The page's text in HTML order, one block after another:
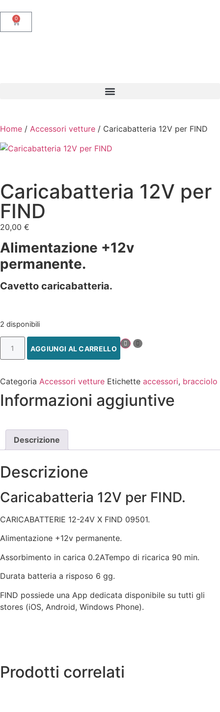
0
Home / Accessori vetture / Caricabatteria 12V per FIND
Caricabatteria 12V per
FIND
20,00 €
Alimentazione +12v
permanente.
Cavetto caricabatteria.
2 disponibili
AGGIUNGI AL CARRELLO
Categoria Accessori vetture Etichette accessori, bracciolo
Informazioni aggiuntive
Descrizione
Descrizione
Caricabatteria 12V per FIND.
CARICABATTERIE 12-24V X FIND 09501.
Alimentazione +12v permanente.
Assorbimento in carica 0.2ATempo di ricarica 90 min.
Durata batteria a risposo 6 gg.
FIND possiede una App dedicata disponibile su tutti gli
stores (iOS, Android, Windows Phone).
Prodotti correlati